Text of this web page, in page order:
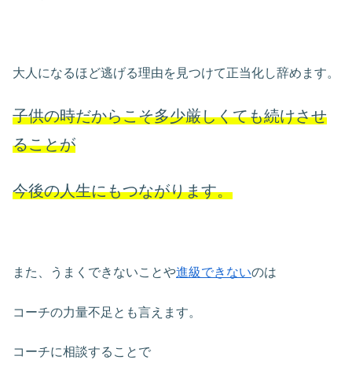
大人になるほど逃げる理由を見つけて正当化し辞めます。
子供の時だからこそ多少厳しくても続けさせ
ることが
今後の人生にもつながります。
また、うまくできないことや進級できないのは
コーチの力量不足とも言えます。
コーチに相談することで